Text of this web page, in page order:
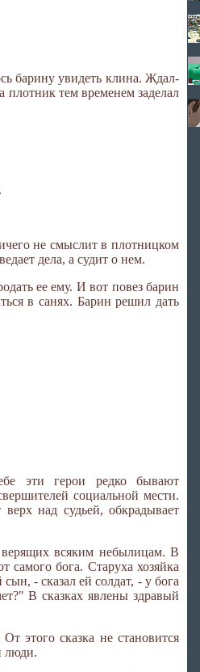
барину увидеть клина. Ждал-
плотник тем временем заделал
не смыслит в плотницком
дела, а судит о нем.
ее ему. И вот повез барин
в санях. Барин решил дать
эти герои редко бывают
социальной мести.
над судьей, обкрадывает
всяким небылицам. В
бога. Старуха хозяйка
- сказал ей солдат, - у бога
В сказках явлены здравый
этого сказка не становится
люди.